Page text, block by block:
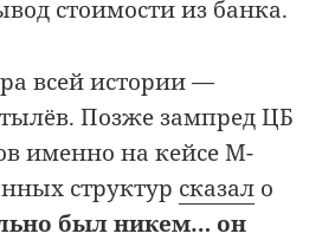
стоимости из банка.
всей истории —
Позже зампред ЦБ
именно на кейсе М-
структур сказал о
был никем… он